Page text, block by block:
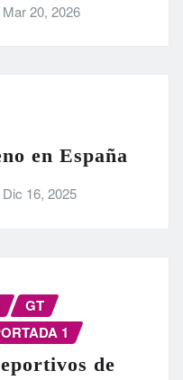
Mar 20, 2026
en España
Dic 16, 2025
GT
1
de